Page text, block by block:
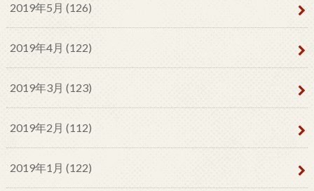
2019年5月 (126)
2019年4月 (122)
2019年3月 (123)
2019年2月 (112)
2019年1月 (122)